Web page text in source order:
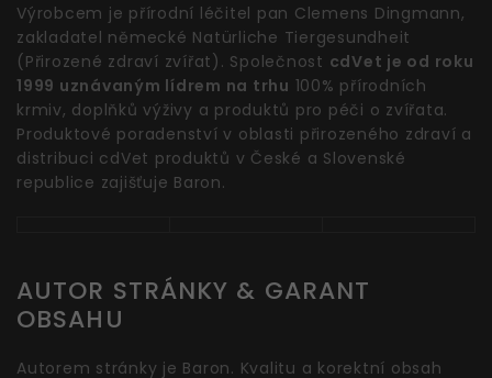
Výrobcem je přírodní léčitel pan Clemens Dingmann,
zakladatel německé Natürliche Tiergesundheit
(Přirozené zdraví zvířat). Společnost cdVet je od roku
1999 uznávaným lídrem na trhu 100% přírodních
krmiv, doplňků výživy a produktů pro péči o zvířata.
Produktové poradenství v oblasti přirozeného zdraví a
distribuci cdVet produktů v České a Slovenské
republice zajišťuje Baron.
AUTOR STRÁNKY & GARANT
OBSAHU
Autorem stránky je Baron. Kvalitu a korektní obsah